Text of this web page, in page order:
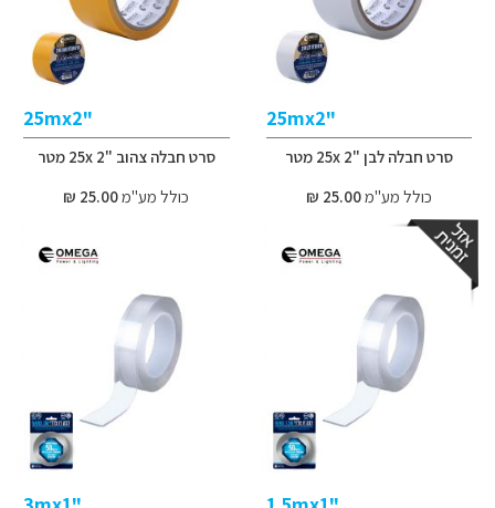
"25mx2
סרט חבלה לבן "2 25x מטר
כולל מע"מ25.00 ₪
"25mx2
סרט חבלה צהוב "2 25x מטר
כולל מע"מ25.00 ₪